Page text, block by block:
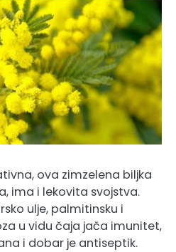
ova zimzelena biljka
ima i lekovita svojstva.
ulje, palmitinsku i
u vidu čaja jača imunitet,
i dobar je antiseptik.